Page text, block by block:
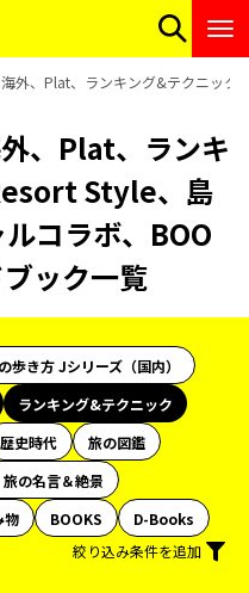
外、Plat、ランキング&テクニック
、Plat、ランキ
Style、島
コラボ、BOO
ック一覧
歩き方 Jシリーズ（国内）
ランキング&テクニック
歴史時代
旅の図鑑
の名言＆絶景
物 BOOKS
D-Books
絞り込み条件を追加